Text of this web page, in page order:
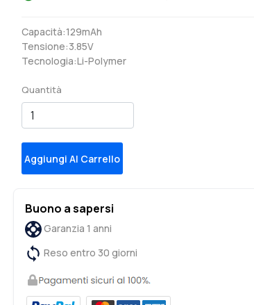
Capacità:129mAh
Tensione:3.85V
Tecnologia:Li-Polymer
Quantità
Aggiungi Al Carrello
Buono a sapersi
Garanzia 1 anni
Reso entro 30 giorni